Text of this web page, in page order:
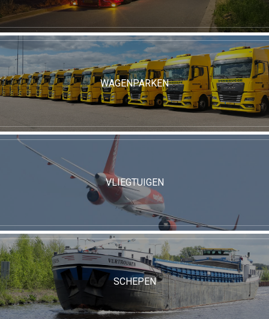
WAGENPARKEN
VLIEGTUIGEN
SCHEPEN